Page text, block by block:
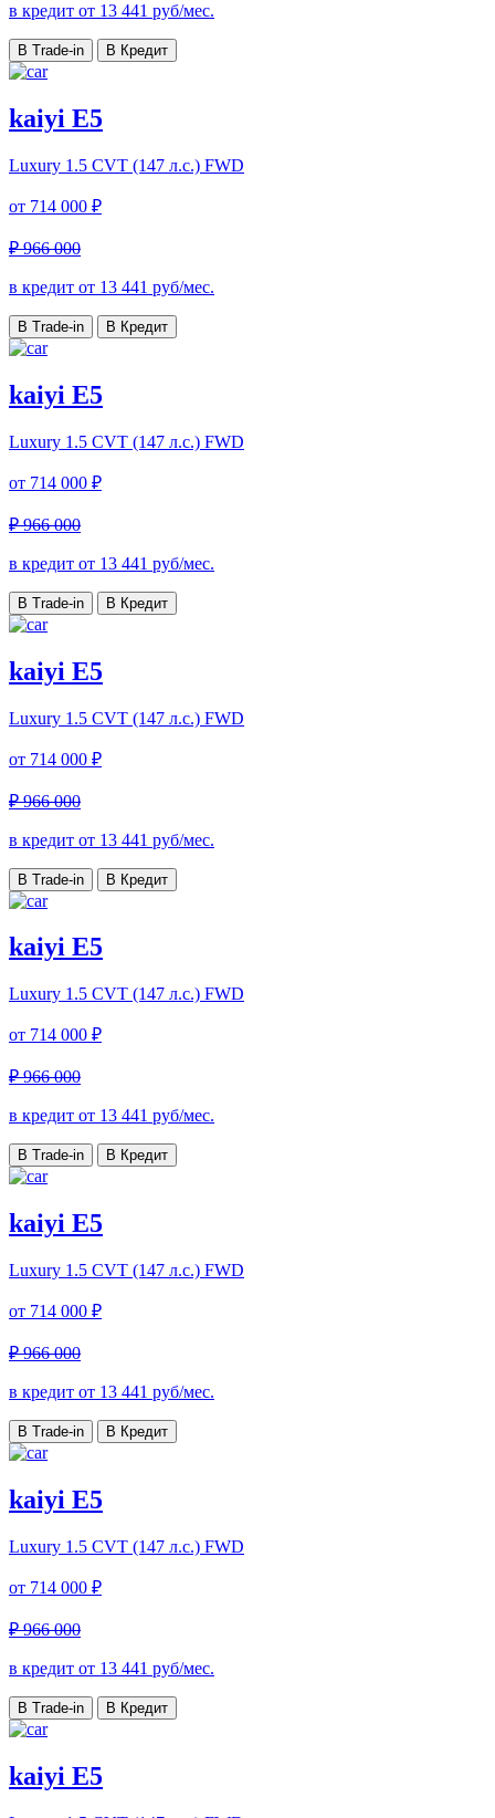
в кредит от 13 441 руб/мес.
В Trade-in В Кредит
kaiyi E5
Luxury 1.5 CVT (147 л.с.) FWD
от 714 000 ₽
₽ 966 000
в кредит от 13 441 руб/мес.
В Trade-in В Кредит
kaiyi E5
Luxury 1.5 CVT (147 л.с.) FWD
от 714 000 ₽
₽ 966 000
в кредит от 13 441 руб/мес.
В Trade-in В Кредит
kaiyi E5
Luxury 1.5 CVT (147 л.с.) FWD
от 714 000 ₽
₽ 966 000
в кредит от 13 441 руб/мес.
В Trade-in В Кредит
kaiyi E5
Luxury 1.5 CVT (147 л.с.) FWD
от 714 000 ₽
₽ 966 000
в кредит от 13 441 руб/мес.
В Trade-in В Кредит
kaiyi E5
Luxury 1.5 CVT (147 л.с.) FWD
от 714 000 ₽
₽ 966 000
в кредит от 13 441 руб/мес.
В Trade-in В Кредит
kaiyi E5
Luxury 1.5 CVT (147 л.с.) FWD
от 714 000 ₽
₽ 966 000
в кредит от 13 441 руб/мес.
В Trade-in В Кредит
kaiyi E5